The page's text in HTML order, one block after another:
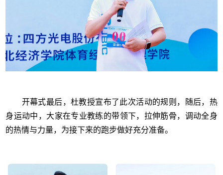
开幕式最后，杜教授宣布了此次活动的规则，随后，热
身运动中，大家在专业教练的带领下，拉伸筋骨，调动全身
的热情与力量，为接下来的跑步做好充分准备。